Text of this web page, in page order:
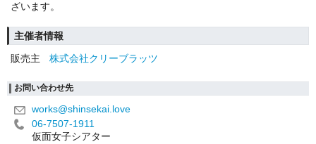
ざいます。
主催者情報
販売主
株式会社クリーブラッツ
お問い合わせ先
works@shinsekai.love
06-7507-1911
仮面女子シアター